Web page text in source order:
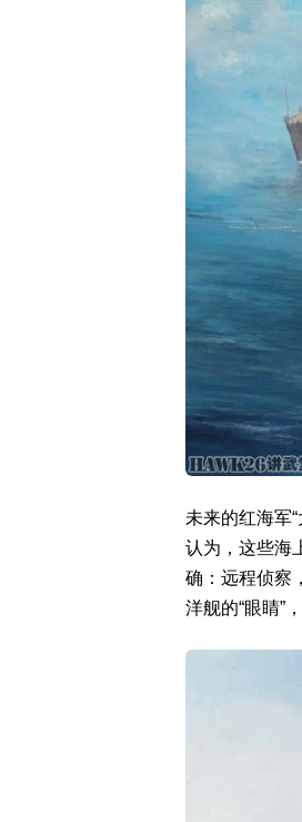
未来的红海军
认为，这些海
确：远程侦察
洋舰的“眼睛”